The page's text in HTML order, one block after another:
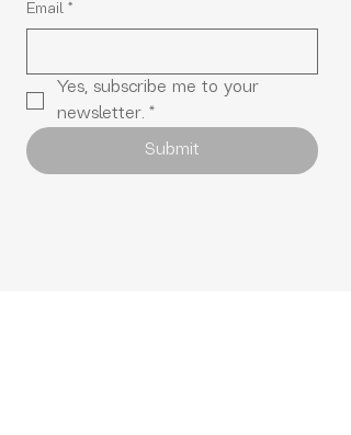
Email *
Yes, subscribe me to your
newsletter. *
Submit